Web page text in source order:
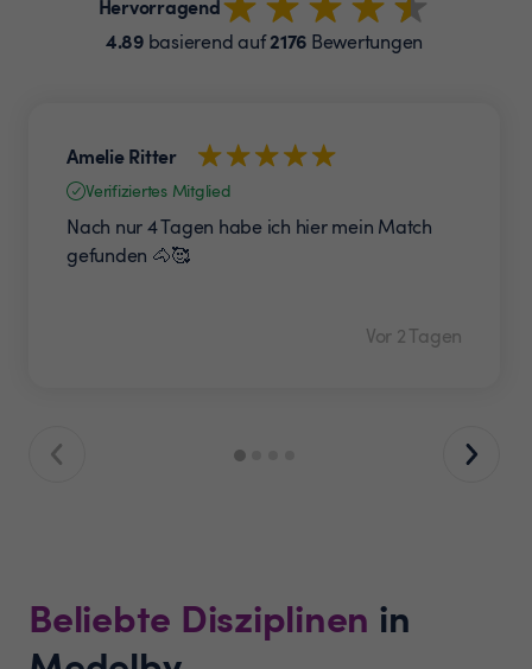
Hervorragend
4.89basierend auf2176 Bewertungen
Amelie Ritter
Verifiziertes Mitglied
Nach nur 4 Tagen habe ich hier mein Match
gefunden 🐴🥰
Vor 2 Tagen
Beliebte Disziplinen in